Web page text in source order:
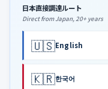
日本直接調達ルート
Direct from Japan, 20+ years
🇺🇸English
🇰🇷한국어